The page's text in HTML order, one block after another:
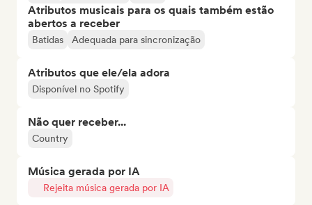
Atributos musicais para os quais também estão
abertos a receber
Batidas Adequada para sincronização
Atributos que ele/ela adora
Disponível no Spotify
Não quer receber...
Country
Música gerada por IA
Rejeita música gerada por IA